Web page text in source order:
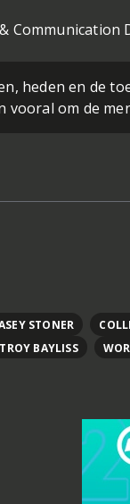
heden en de
vooral om de
STONER
TROY BAYLISS